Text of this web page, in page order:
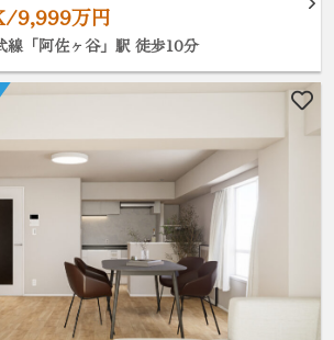
9,999万円
線「阿佐ヶ谷」駅 徒歩10分